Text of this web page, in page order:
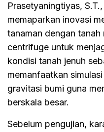
Prasetyaningtiyas,
memaparkan inovasi
tanaman dengan
centrifuge untuk
kondisi tanah jenuh
memanfaatkan
gravitasi bumi guna
berskala besar.
Sebelum pengujian,